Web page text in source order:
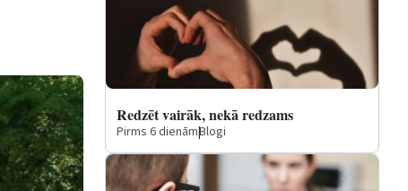
Redzēt vairāk, nekā redzams
Pirms 6 dienām|Blogi